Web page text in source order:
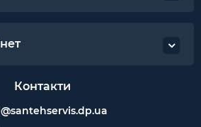
Контакти